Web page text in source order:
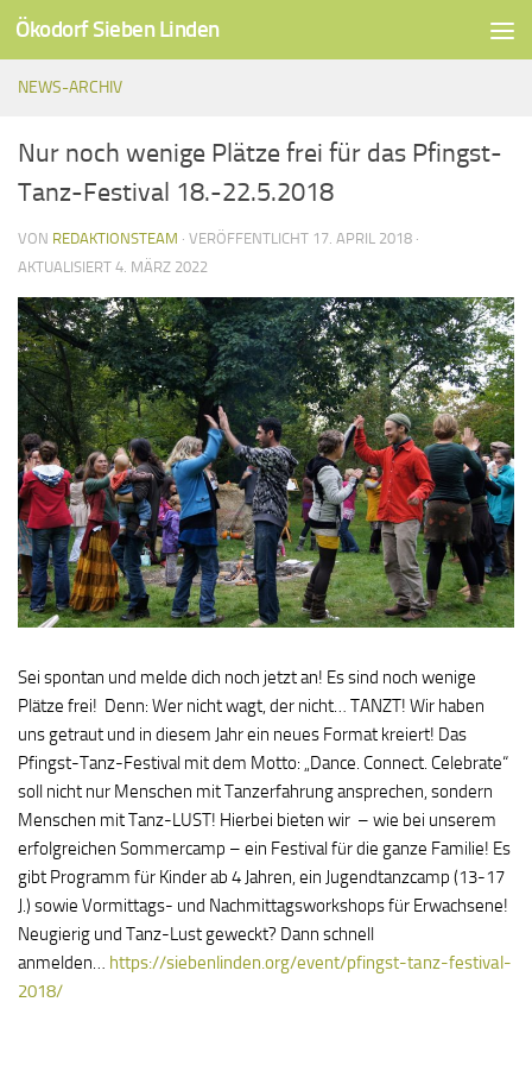
Unter dem Inhalt
Ökodorf Sieben Linden
NEWS-ARCHIV
Nur noch wenige Plätze frei für das Pfingst-
Tanz-Festival 18.-22.5.2018
VON REDAKTIONSTEAM · VERÖFFENTLICHT 17. APRIL 2018 ·
AKTUALISIERT 4. MÄRZ 2022
Sei spontan und melde dich noch jetzt an! Es sind noch wenige
Plätze frei! Denn: Wer nicht wagt, der nicht… TANZT! Wir haben
uns getraut und in diesem Jahr ein neues Format kreiert! Das
Pfingst-Tanz-Festival mit dem Motto: „Dance. Connect. Celebrate“
soll nicht nur Menschen mit Tanzerfahrung ansprechen, sondern
Menschen mit Tanz-LUST! Hierbei bieten wir – wie bei unserem
erfolgreichen Sommercamp – ein Festival für die ganze Familie! Es
gibt Programm für Kinder ab 4 Jahren, ein Jugendtanzcamp (13-17
J.) sowie Vormittags- und Nachmittagsworkshops für Erwachsene!
Neugierig und Tanz-Lust geweckt? Dann schnell
anmelden… https://siebenlinden.org/event/pfingst-tanz-festival-
2018/